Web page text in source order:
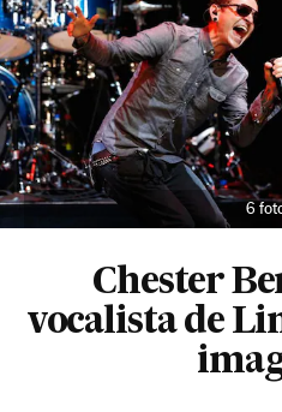
6
Chester
vocalista de